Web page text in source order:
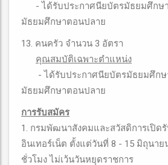
- ได้รับประกาศนียบัตรมัธยมศึกษ
มัธยมศึกษาตอนปลาย
13. คนครัว จำนวน 3 อัตรา
คุณสมบัติเฉพาะตำแหน่ง
- ได้รับประกาศนียบัตรมัธยมศึกษ
มัธยมศึกษาตอนปลาย
การรับสมัคร
1. กรมพัฒนาสังคมและสวัสดิการเปิด
อินเทอร์เน็ต ตั้งแต่วันที่ 8 - 15 มิถุนาย
ชั่วโมง ไม่เว้นวันหยุดราชการ